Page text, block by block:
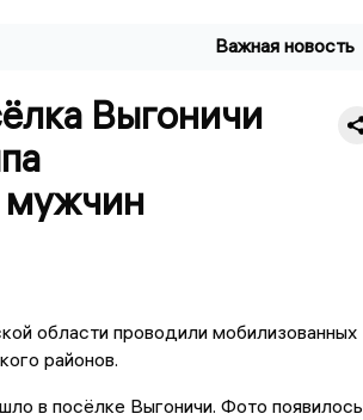
Важная новость
Выгоничи
мужчин
области проводили мобилизованных
районов.
в посёлке Выгоничи. Фото появилось